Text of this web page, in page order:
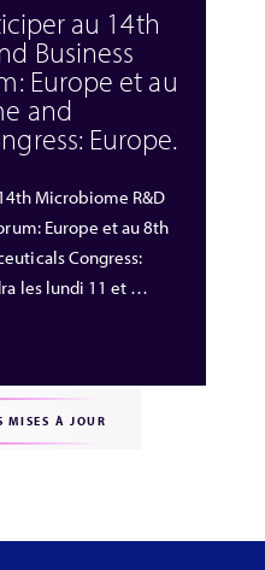
au 14th
Business
Europe et au
and
Europe.
Microbiome R&D
Europe et au 8th
Congress:
les lundi 11 et …
MISES À JOUR